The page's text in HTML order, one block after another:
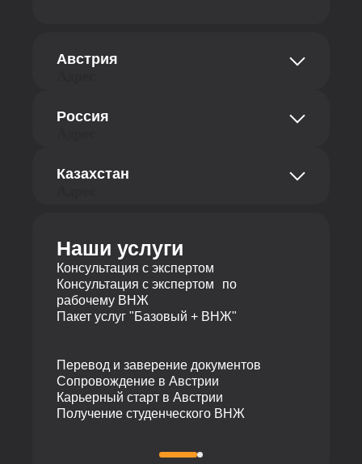
Австрия
1180 Вена, Австрия
+43 681 10116726
Россия
620014 Екатеринбург, Российская
Казахстан
050040 Алматы, Республика Казахстан
Телефон
+7 727 310 14 79
Наши услуги
Консультация с экспертом
Консультация с экспертом по
рабочему ВНЖ
Пакет услуг "Базовый + ВНЖ"
Перевод и заверение документов
Сопровождение в Австрии
Карьерный старт в Австрии
Получение студенческого ВНЖ